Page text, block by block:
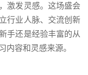
激发灵感。这场盛会
行业人脉、交流创新
手还是经验丰富的从
内容和灵感来源。